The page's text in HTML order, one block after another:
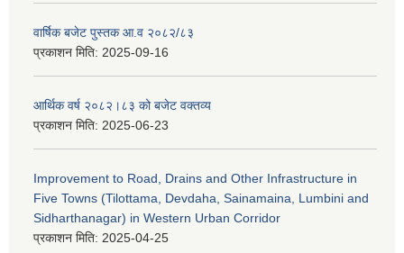
वार्षिक बजेट पुस्तक आ.व २०८२/८३
प्रकाशन मिति: 2025-09-16
आर्थिक वर्ष २०८२।८३ को बजेट वक्तव्य
प्रकाशन मिति: 2025-06-23
Improvement to Road, Drains and Other Infrastructure in
Five Towns (Tilottama, Devdaha, Sainamaina, Lumbini and
Sidharthanagar) in Western Urban Corridor
प्रकाशन मिति: 2025-04-25